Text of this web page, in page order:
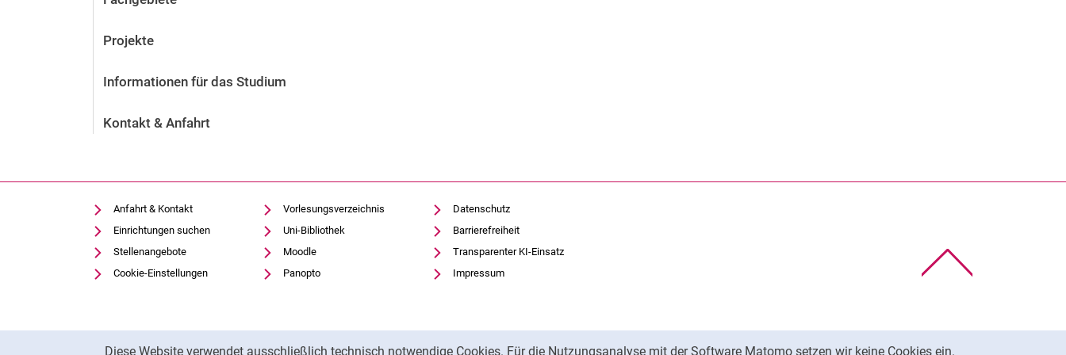
Diese Website verwendet ausschließlich technisch notwendige Cookies. Für die Nutzungsanalyse mit der Software Matomo setzen wir keine Cookies ein.
Projekte
Informationen für das Studium
Kontakt & Anfahrt
Anfahrt & Kontakt
Einrichtungen suchen
Stellenangebote
Cookie-Einstellungen
Vorlesungsverzeichnis
Uni-Bibliothek
Moodle
Panopto
Datenschutz
Barrierefreiheit
Transparenter KI-Einsatz
Impressum